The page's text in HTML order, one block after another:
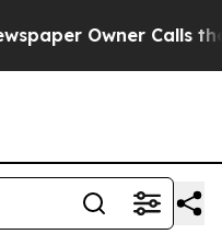
Owner Calls the